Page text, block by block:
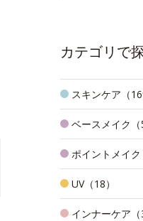
カテゴリで
スキンケア（
ベースメイク（
ポイントメイク
UV（18）
インナーケア（